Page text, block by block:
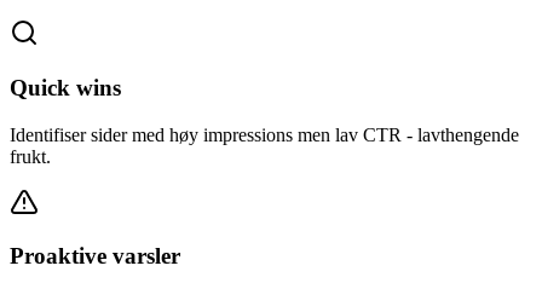
Quick wins
Identifiser sider med høy impressions men lav CTR - lavthengende
frukt.
Proaktive varsler